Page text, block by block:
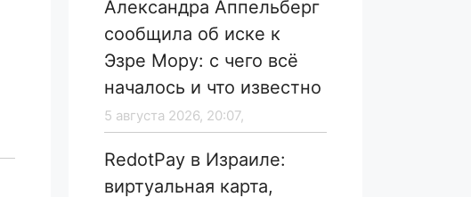
Александра Аппельберг
сообщила об иске к
Эзре Мору: с чего всё
началось и что известно
5 августа 2026, 20:07,
RedotPay в Израиле:
виртуальная карта,